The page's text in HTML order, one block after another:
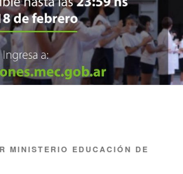
MINISTERIO EDUCACIÓN DE